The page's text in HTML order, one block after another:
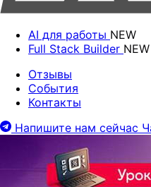
AI для работы NEW
Full Stack Builder NEW
Отзывы
События
Контакты
Напишите нам сейчас